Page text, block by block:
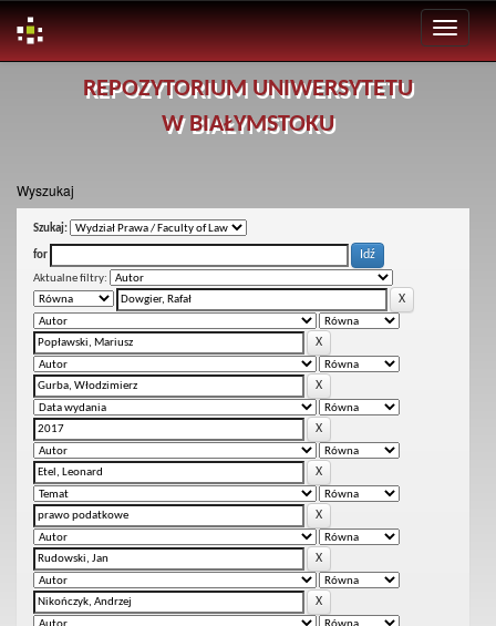
REPOZYTORIUM UNIWERSYTETU
W BIAŁYMSTOKU
Wyszukaj
Szukaj:
for
Aktualne filtry: